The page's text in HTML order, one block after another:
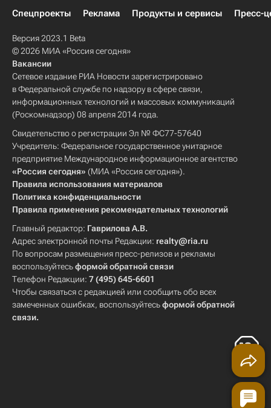
Спецпроекты
Реклама Продукты и сервисы Пресс-
Версия 2023.1 Beta
© 2026 МИА «Россия сегодня»
Вакансии
Сетевое издание РИА Новости зарегистрировано
в Федеральной службе по надзору в сфере связи,
информационных технологий и массовых коммуникаций
(Роскомнадзор) 08 апреля 2014 года.
Свидетельство о регистрации Эл № ФС77-57640
Учредитель: Федеральное государственное унитарное
предприятие Международное информационное агентство
«Россия сегодня» (МИА «Россия сегодня»).
Правила использования материалов
Политика конфиденциальности
Правила применения рекомендательных технологий
Главный редактор: Гаврилова А.В.
Адрес электронной почты Редакции: realty@ria.ru
По вопросам размещения пресс-релизов и рекламы
воспользуйтесьформой обратной связи
Телефон Редакции: 7 (495) 645-6601
Чтобы связаться с редакцией или сообщить обо всех
замеченных ошибках, воспользуйтесьформой обратной
связи.